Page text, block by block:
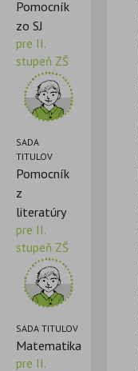
Pomocník
zo SJ
pre II.
stupeň ZŠ
SADA
TITULOV
Pomocník
z
literatúry
pre II.
stupeň ZŠ
SADA TITULOV
Matematika
pre II.